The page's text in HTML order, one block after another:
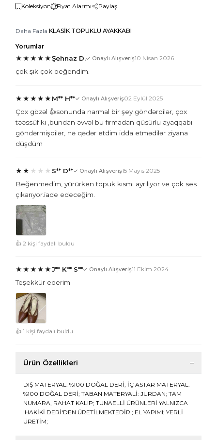
Koleksiyon Fiyat Alarmı Paylaş
Daha Fazla KLASİK TOPUKLU AYAKKABI
Yorumlar
★ ★ ★ ★ ★Şehnaz D.✓ Onaylı Alışveriş10 Nisan 2026
çok şık çok beğendim.
★ ★ ★ ★ ★ M** H**✓ Onaylı Alışveriş02 Eylül 2025
Çox gözəl 👍sonunda narmal bir şey göndərdilər, çox
təəssüf ki ,bundan əvvəl bu firmadan qüsürlu ayaqqabı
göndərmişdilər, nə qədər etdim idda etmədilər ziyana
düşdüm
★ ★ ★ ★ ★ S** D**✓ Onaylı Alışveriş15 Mayıs 2025
Beğenmedim, yürürken topuk kısmı ayrılıyor ve çok ses
çıkarıyor.iade edeceğim.
👍 2 kişi faydalı buldu
★ ★ ★ ★ ★J** K** S**✓ Onaylı Alışveriş11 Ekim 2024
Teşekkür ederim
👍 1 kişi faydalı buldu
Ürün Özellikleri
DIŞ MATERYAL: %100 DOĞAL DERİ; İÇ ASTAR MATERYAL:
%100 DOĞAL DERİ; TABAN MATERYALİ: JURDAN; TAM
NUMARA, RAHAT KALIP; TUNAELLİ ÜRÜNLERİ YALNIZCA
'HAKİKİ DERİ'DEN ÜRETİLMEKTEDİR.; EL YAPIMI; YERLİ
ÜRETİM;